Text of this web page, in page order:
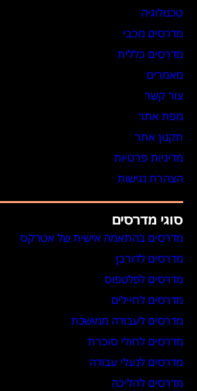
טכנולוגיה
מדרסים מכבי
מדרסים כללית
מאמרים
צור קשר
מפת אתר
תקנון אתר
מדיניות פרטיות
הצהרת נגישות
סוגי מדרסים
מדרסים בהתאמה אישית של אטרקס
מדרסים לדורבן
מדרסים לפלטפוס
מדרסים לחיילים
מדרסים לעבודה ממושכת
מדרסים לחולי סוכרת
מדרסים לנעלי עבודה
מדרסים להליכה